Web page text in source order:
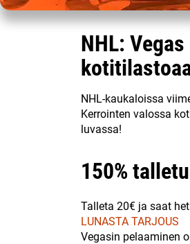
NHL:
NHL-kaukaloissa
Kerrointen valossa
luvassa!
150%
Talleta 20€ ja saat
LUNASTA TARJOUS
Vegasin pelaaminen